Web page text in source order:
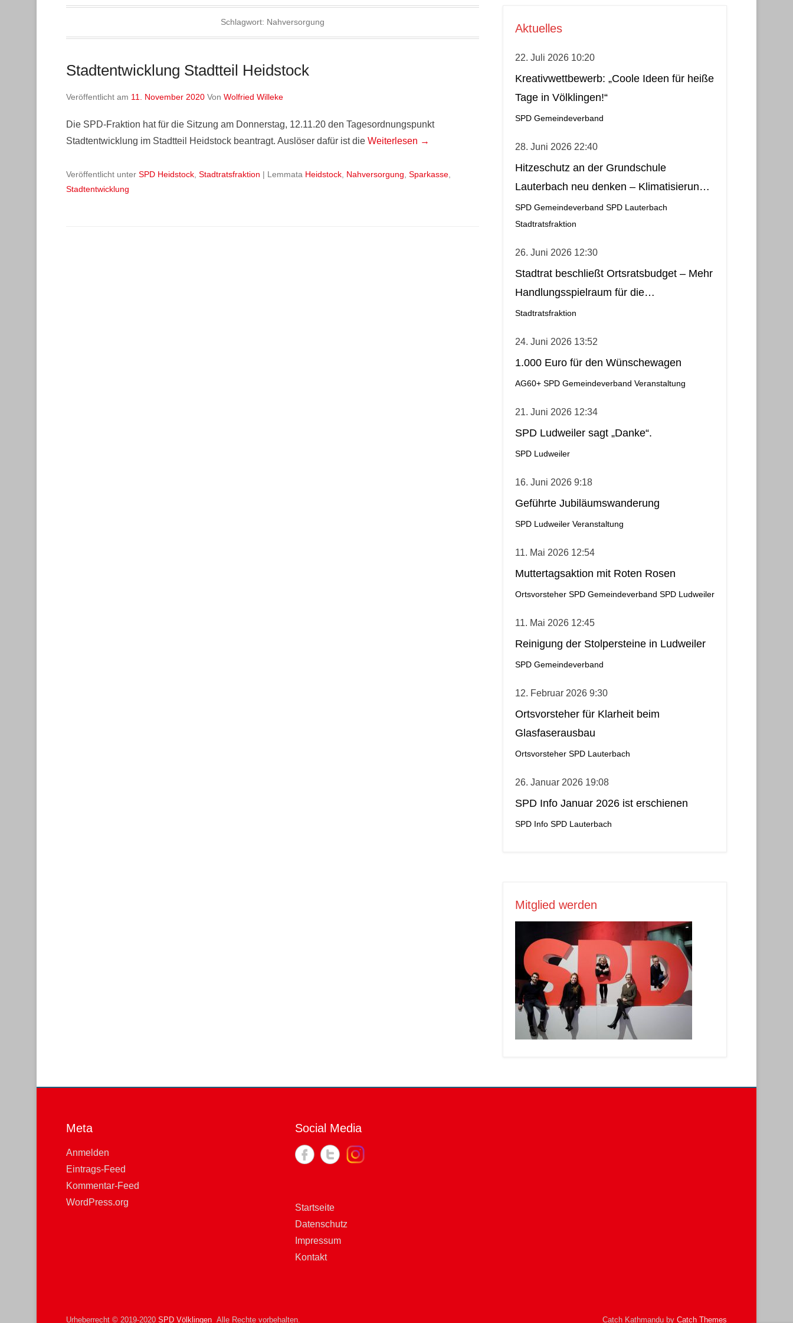
Schlagwort: Nahversorgung
Stadtentwicklung Stadtteil Heidstock
Veröffentlicht am 11. November 2020 Von Wolfried Willeke
Die SPD-Fraktion hat für die Sitzung am Donnerstag, 12.11.20 den Tagesordnungspunkt
Stadtentwicklung im Stadtteil Heidstock beantragt. Auslöser dafür ist die Weiterlesen →
Veröffentlicht unter SPD Heidstock Stadtratsfraktion | Lemmata Heidstock Nahversorgung Sparkasse
Stadtentwicklung
Aktuelles
22. Juli 2026 10:20
Kreativwettbewerb: „Coole Ideen für heiße
Tage in Völklingen!“
SPD Gemeindeverband
28. Juni 2026 22:40
Hitzeschutz an der Grundschule
Lauterbach neu denken – Klimatisierung
als wirtschaftliche und nachhaltige Lösung
SPD Gemeindeverband SPD Lauterbach
Stadtratsfraktion
26. Juni 2026 12:30
Stadtrat beschließt Ortsratsbudget – Mehr
Handlungsspielraum für die
Gemeindebezirke
Stadtratsfraktion
24. Juni 2026 13:52
1.000 Euro für den Wünschewagen
AG60+ SPD Gemeindeverband Veranstaltung
21. Juni 2026 12:34
SPD Ludweiler sagt „Danke“.
SPD Ludweiler
16. Juni 2026 9:18
Geführte Jubiläumswanderung
SPD Ludweiler Veranstaltung
11. Mai 2026 12:54
Muttertagsaktion mit Roten Rosen
Ortsvorsteher SPD Gemeindeverband SPD Ludweiler
11. Mai 2026 12:45
Reinigung der Stolpersteine in Ludweiler
SPD Gemeindeverband
12. Februar 2026 9:30
Ortsvorsteher für Klarheit beim
Glasfaserausbau
Ortsvorsteher SPD Lauterbach
26. Januar 2026 19:08
SPD Info Januar 2026 ist erschienen
SPD Info SPD Lauterbach
Mitglied werden
Meta
Anmelden
Eintrags-Feed
Kommentar-Feed
WordPress.org
Social Media
Startseite
Datenschutz
Impressum
Kontakt
Urheberrecht © 2019-2020 SPD Völklingen Alle Rechte vorbehalten. Catch Kathmandu by Catch Themes